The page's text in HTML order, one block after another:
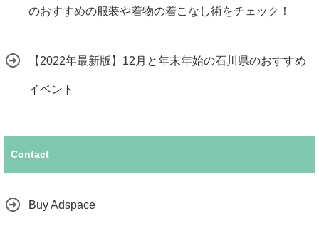
のおすすめの服装や着物の着こなし術をチェック！
【2022年最新版】12月と年末年始の石川県のおすすめ
イベント
Contact
Buy Adspace